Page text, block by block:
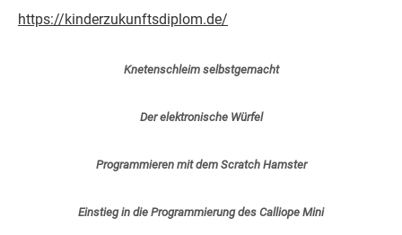
https://kinderzukunftsdiplom.de/
Knetenschleim selbstgemacht
Der elektronische Würfel
Programmieren mit dem Scratch Hamster
Einstieg in die Programmierung des Calliope Mini